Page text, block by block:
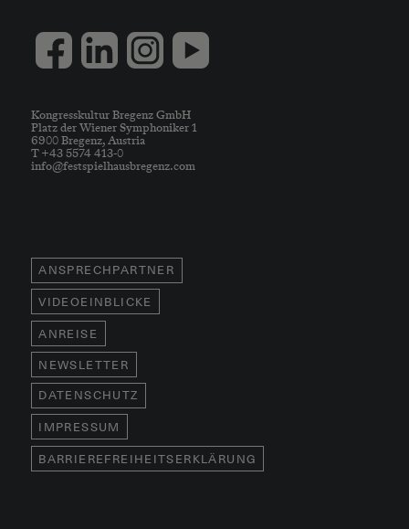
Kongresskultur Bregenz GmbH
Platz der Wiener Symphoniker 1
6900 Bregenz, Austria
T +43 5574 413-0
info@festspielhausbregenz.com
ANSPRECHPARTNER
VIDEOEINBLICKE
ANREISE
NEWSLETTER
DATENSCHUTZ
IMPRESSUM
BARRIEREFREIHEITSERKLÄRUNG